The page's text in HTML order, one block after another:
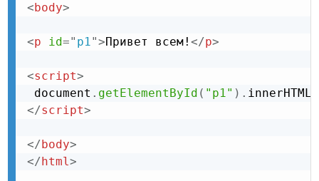
< body>
<p id=" p1">Привет всем! </p>
<script>
document . getElementById ( "p1" ) . innerHTML
</script>
</ body>
</ html>